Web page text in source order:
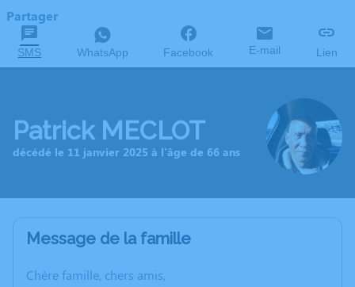
Partager
SMS WhatsApp Facebook E-mail Lien
Patrick MECLOT
décédé le 11 janvier 2025 à l'âge de 66 ans
Message de la famille
Chère famille, chers amis,